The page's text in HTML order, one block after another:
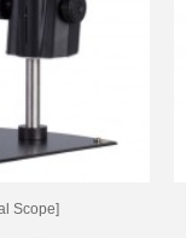
Scope]